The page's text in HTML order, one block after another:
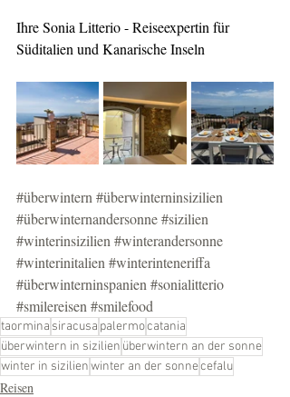
Ihre Sonia Litterio - Reiseexpertin für
Süditalien und Kanarische Inseln
#überwintern #überwinterninsizilien
#überwinternandersonne#sizilien
#winterinsizilien #winterandersonne
#winterinitalien #winterinteneriffa
#überwinterninspanien #sonialitterio
#smilereisen #smilefood
taormina siracusa palermocatania
überwintern in sizilien überwintern an der sonne
winter in sizilienwinter an der sonnecefalu
Reisen